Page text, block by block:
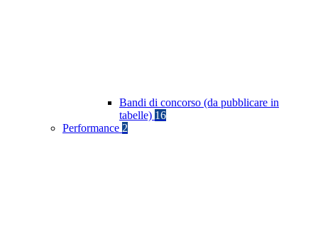
Bandi di concorso (da pubblicare in
tabelle) 16
Performance 2